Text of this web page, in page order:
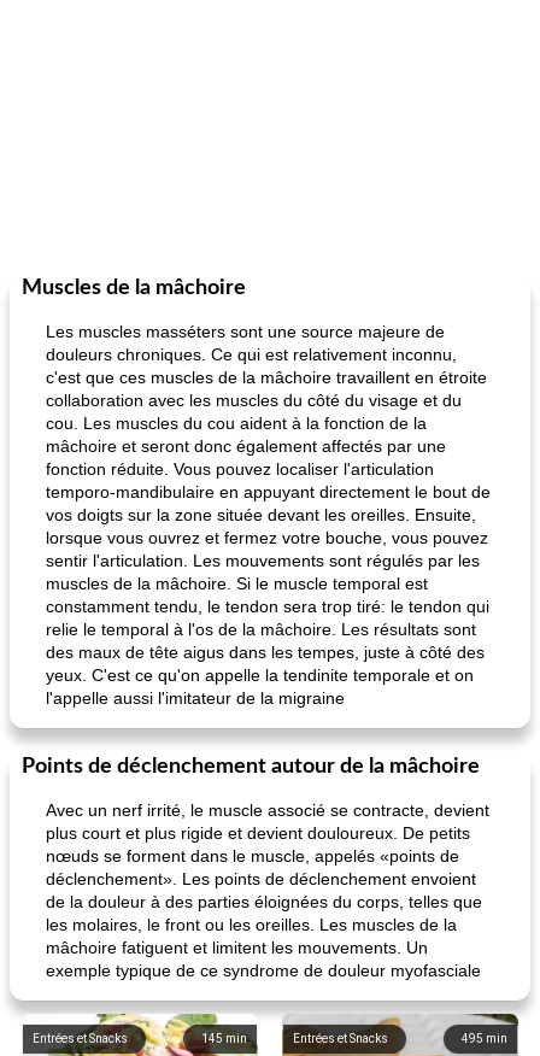
Muscles de la mâchoire
Les muscles masséters sont une source majeure de
douleurs chroniques. Ce qui est relativement inconnu,
c'est que ces muscles de la mâchoire travaillent en étroite
collaboration avec les muscles du côté du visage et du
cou. Les muscles du cou aident à la fonction de la
mâchoire et seront donc également affectés par une
fonction réduite. Vous pouvez localiser l'articulation
temporo-mandibulaire en appuyant directement le bout de
vos doigts sur la zone située devant les oreilles. Ensuite,
lorsque vous ouvrez et fermez votre bouche, vous pouvez
sentir l'articulation. Les mouvements sont régulés par les
muscles de la mâchoire. Si le muscle temporal est
constamment tendu, le tendon sera trop tiré: le tendon qui
relie le temporal à l'os de la mâchoire. Les résultats sont
des maux de tête aigus dans les tempes, juste à côté des
yeux. C'est ce qu'on appelle la tendinite temporale et on
l'appelle aussi l'imitateur de la migraine
Points de déclenchement autour de la mâchoire
Avec un nerf irrité, le muscle associé se contracte, devient
plus court et plus rigide et devient douloureux. De petits
nœuds se forment dans le muscle, appelés «points de
déclenchement». Les points de déclenchement envoient
de la douleur à des parties éloignées du corps, telles que
les molaires, le front ou les oreilles. Les muscles de la
mâchoire fatiguent et limitent les mouvements. Un
exemple typique de ce syndrome de douleur myofasciale
145 min
Entrées et Snacks 495 min
Entrées et Snacks